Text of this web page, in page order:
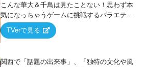
こんな華大＆千鳥は見たことない！思わず本
気になっちゃうゲームに挑戦するバラエティ
ー！
TVerで見る
関西で「話題の出来事」、「独特の文化や風